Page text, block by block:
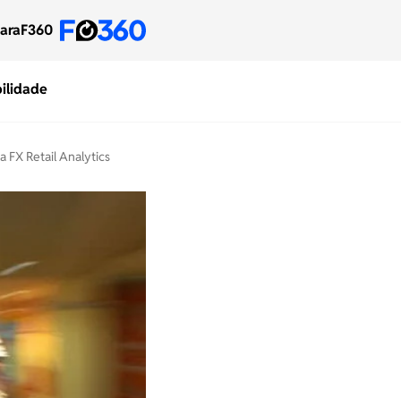
F360
FX Retail Analytics